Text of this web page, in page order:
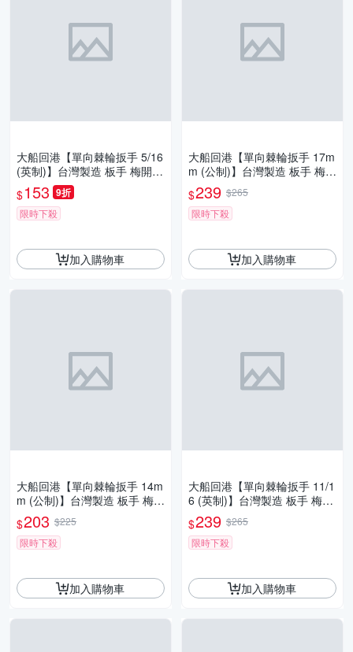
大船回港【單向棘輪扳手 5/16
(英制)】台灣製造 板手 梅開扳
手 梅花扳手 開口扳手 維修工
$153 9折
限時下殺
加入購物車
大船回港【單向棘輪扳手 17m
m (公制)】台灣製造 板手 梅開
扳手 梅花扳手 開口扳手 維修
工具
$239 $265
限時下殺
加入購物車
大船回港【單向棘輪扳手 14m
m (公制)】台灣製造 板手 梅開
扳手 梅花扳手 開口扳手 維修
工具
$203 $225
限時下殺
加入購物車
大船回港【單向棘輪扳手 11/1
6 (英制)】台灣製造 板手 梅開
扳手 梅花扳手 開口扳手 維修
工具
$239 $265
限時下殺
加入購物車